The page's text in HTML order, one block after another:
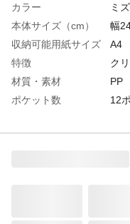
カラー
ミズ
本体サイズ（cm）
幅
収納可能用紙サイズ
A4
特徴
ク
材質・素材
PP
ポケット数
12